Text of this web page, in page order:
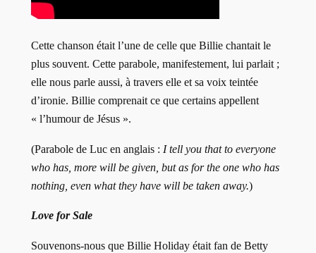
Cette chanson était l’une de celle que Billie chantait le
plus souvent. Cette parabole, manifestement, lui parlait ;
elle nous parle aussi, à travers elle et sa voix teintée
d’ironie. Billie comprenait ce que certains appellent
« l’humour de Jésus ».
(Parabole de Luc en anglais : I tell you that to everyone
who has, more will be given, but as for the one who has
nothing, even what they have will be taken away.)
Love for Sale
Souvenons-nous que Billie Holiday était fan de Betty